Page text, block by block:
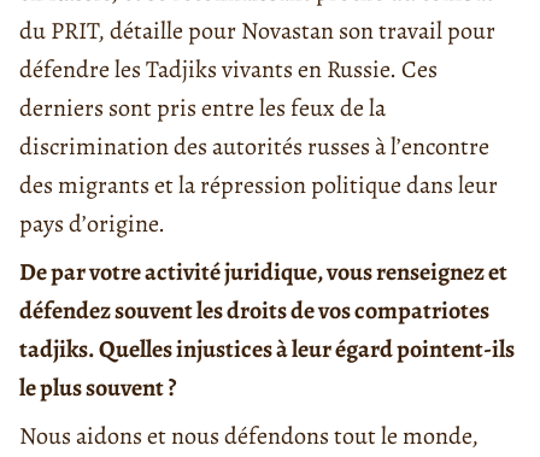
du PRIT, détaille pour Novastan son travail pour
défendre les Tadjiks vivants en Russie. Ces
derniers sont pris entre les feux de la
discrimination des autorités russes à l’encontre
des migrants et la répression politique dans leur
pays d’origine.
De par votre activité juridique, vous renseignez et
défendez souvent les droits de vos compatriotes
tadjiks. Quelles injustices à leur égard pointent-ils
le plus souvent ?
Nous aidons et nous défendons tout le monde,